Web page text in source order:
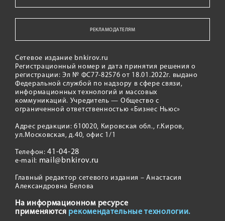
РЕКЛАМОДАТЕЛЯМ
Сетевое издание bnkirov.ru
Регистрационный номер и дата принятия решения о
регистрации: Эл № ФС77-82576 от 18.01.2022г. выдано
Федеральной службой по надзору в сфере связи,
информационных технологий и массовых
коммуникаций. Учредитель — Общество с
ограниченной ответственностью «Бизнес Ньюс»
Адрес редакции: 610020, Кировская обл., г.Киров,
ул.Московская, д.40, офис 1/1
Телефон:41-04-28
e-mail: mail@bnkirov.ru
Главный редактор сетевого издания – Анастасия
Александровна Белова
На информационном ресурсе
применяются рекомендательные технологии.